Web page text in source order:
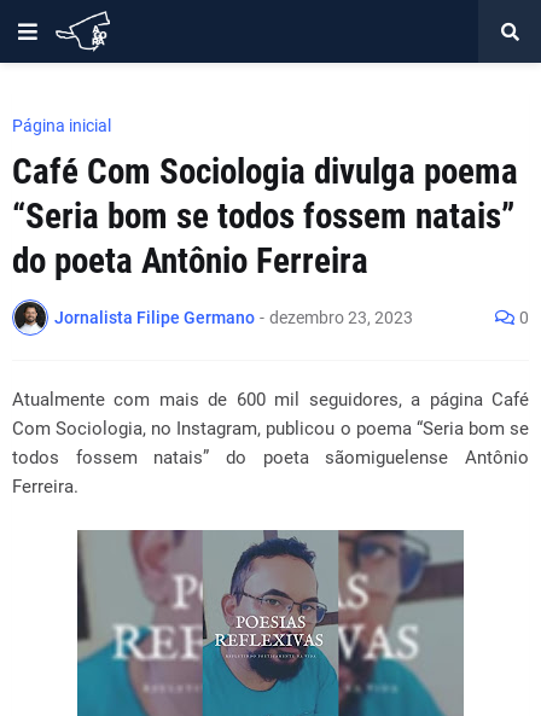
Página inicial
Café Com Sociologia divulga poema
“Seria bom se todos fossem natais”
do poeta Antônio Ferreira
Jornalista Filipe Germano - dezembro 23, 2023 0
Atualmente com mais de 600 mil seguidores, a página Café
Com Sociologia, no Instagram, publicou o poema “Seria bom se
todos fossem natais” do poeta sãomiguelense Antônio
Ferreira.